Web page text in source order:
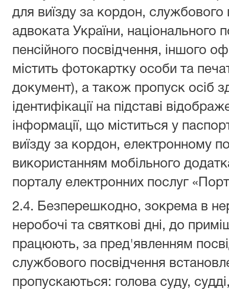
для виїзду за кордон, службового
адвоката України, національного
пенсійного посвідчення, іншого
містить фотокартку особи та
документ), а також пропуск осіб
ідентифікації на підставі
інформації, що міститься у
виїзду за кордон, електронному
використанням мобільного
порталу електронних послуг
2.4. Безперешкодно, зокрема в
неробочі та святкові дні, до
працюють, за пред'явленням
службового посвідчення
пропускаються: голова суду,